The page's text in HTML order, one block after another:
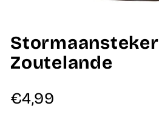
Stormaansteker
Zoutelande
Normale
prijs
€4,99